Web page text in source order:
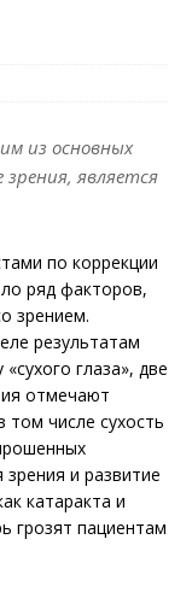
из основных
является
по коррекции
ряд факторов,
зрением.
результатам
глаза», две
отмечают
том числе сухость
и развитие
катаракта и
грозят пациентам